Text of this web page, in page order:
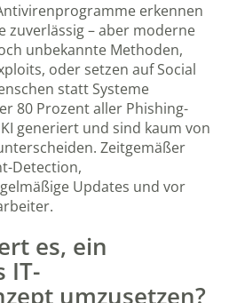
erkennen
zuverlässig – aber moderne
unbekannte Methoden,
oder setzen auf Social
statt Systeme
80 Prozent aller Phishing-
generiert und sind kaum von
Zeitgemäßer
Detection,
Updates und vor
es, ein
IT-
umzusetzen?